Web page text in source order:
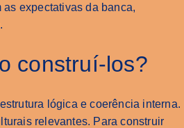
expectativas da banca,
construí-los?
lógica e coerência interna.
relevantes. Para construir